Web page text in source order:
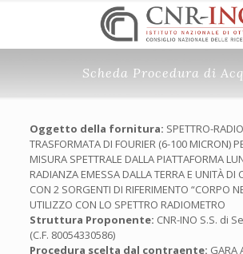
Scheda Procedura di
Oggetto della fornitura: SPETTRO-
TRASFORMATA DI FOURIER (6-100 MICRON)
MISURA SPETTRALE DALLA PIATTAFORMA
RADIANZA EMESSA DALLA TERRA E UNITÀ DI
CON 2 SORGENTI DI RIFERIMENTO “CORPO
UTILIZZO CON LO SPETTRO RADIOMETRO
Struttura Proponente: CNR-INO S.S. di
(C.F. 80054330586)
Procedura scelta dal contraente: GARA